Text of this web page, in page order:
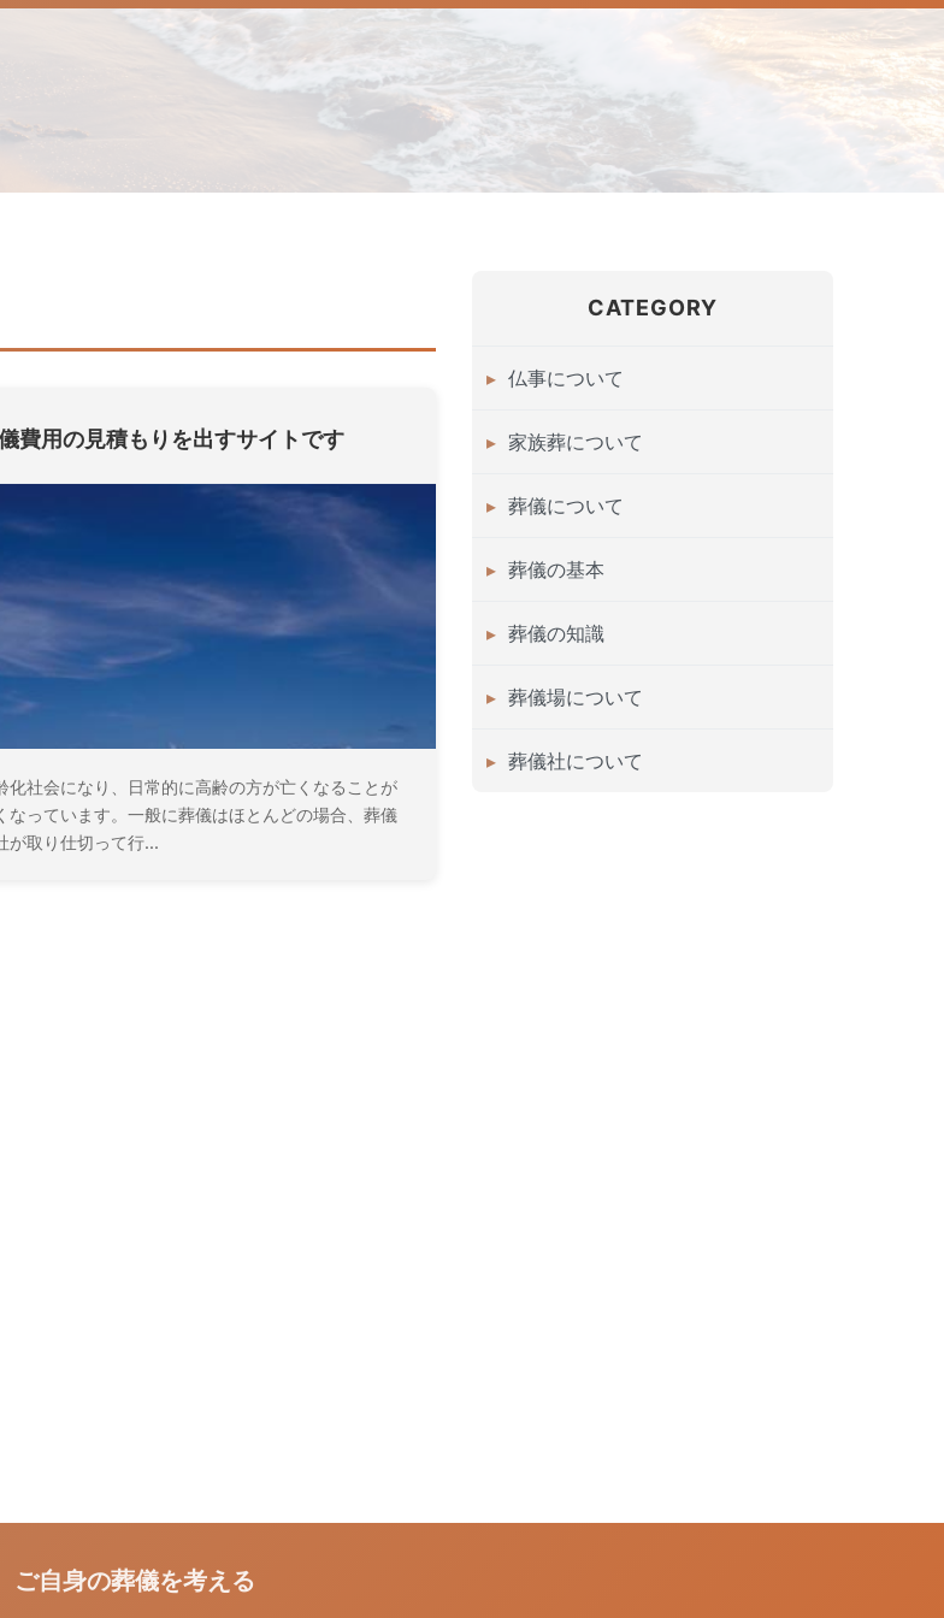
費用の見積もりを出すサイトです
化社会になり、日常的に高齢の方が亡くなることが
なっています。一般に葬儀はほとんどの場合、葬儀
が取り仕切って行...
CATEGORY
仏事について
家族葬について
葬儀について
葬儀の基本
葬儀の知識
葬儀場について
葬儀社について
ご自身の葬儀を考える